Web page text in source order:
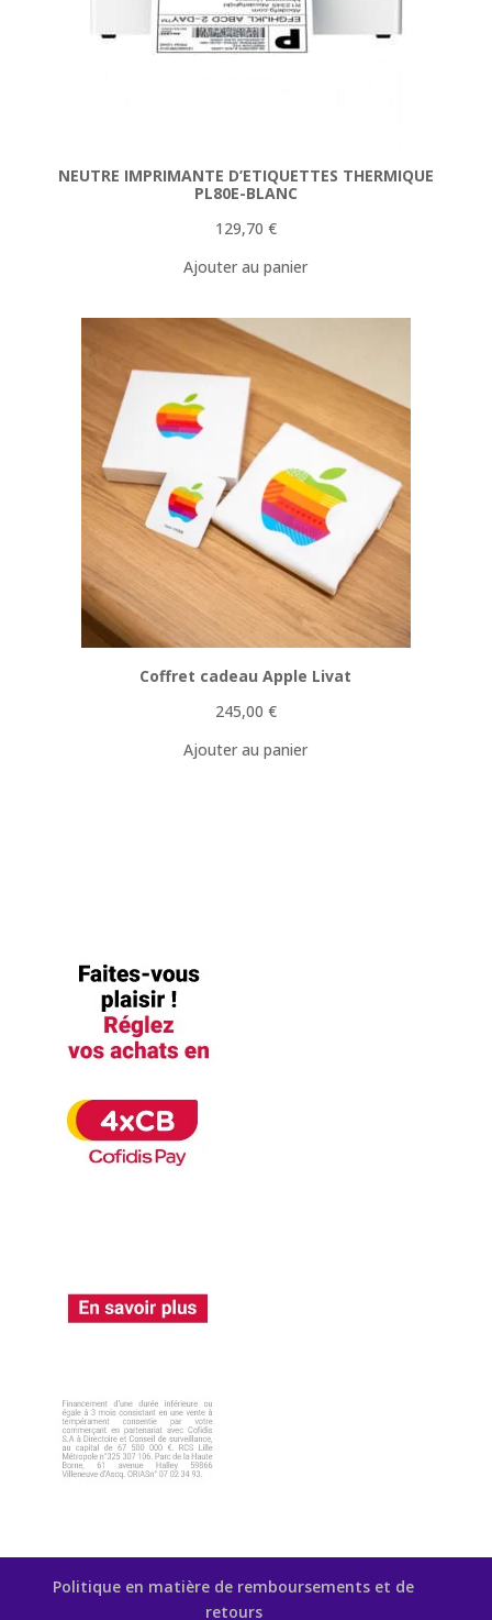
NEUTRE IMPRIMANTE D’ETIQUETTES THERMIQUE
PL80E-BLANC
129,70 €
Ajouter au panier
Coffret cadeau Apple Livat
245,00 €
Ajouter au panier
Politique en matière de remboursements et de
retours